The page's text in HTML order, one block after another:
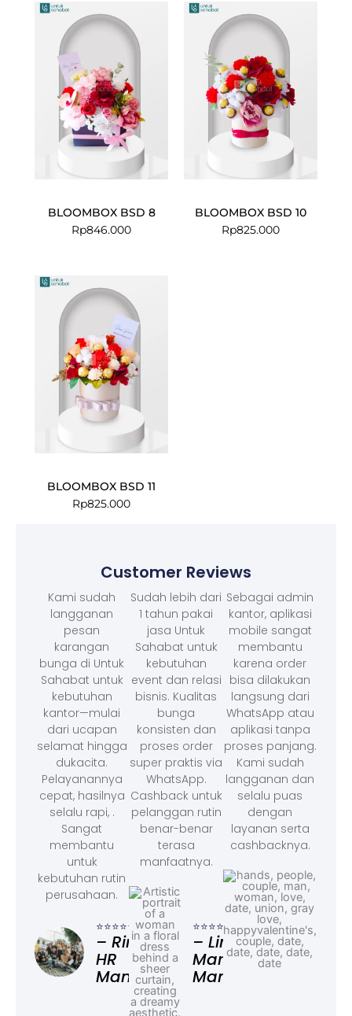
BLOOMBOX BSD 8
Rp846.000
BLOOMBOX BSD 10
Rp825.000
BLOOMBOX BSD 11
Rp825.000
Customer Reviews
Kami sudah
langganan
pesan
karangan
bunga di Untuk
Sahabat untuk
kebutuhan
kantor—mulai
dari ucapan
selamat hingga
dukacita.
Pelayanannya
cepat, hasilnya
selalu rapi, .
Sangat
membantu
untuk
kebutuhan rutin
perusahaan.
⭐⭐⭐⭐⭐
– Rina,
HR
Manager
Sudah lebih dari
1 tahun pakai
jasa Untuk
Sahabat untuk
kebutuhan
event dan relasi
bisnis. Kualitas
bunga
konsisten dan
proses order
super praktis via
WhatsApp.
Cashback untuk
pelanggan rutin
benar-benar
terasa
manfaatnya.
⭐⭐⭐⭐⭐
– Linda,
Marketing
Manager
Sebagai admin
kantor, aplikasi
mobile sangat
membantu
karena order
bisa dilakukan
langsung dari
WhatsApp atau
aplikasi tanpa
proses panjang.
Kami sudah
langganan dan
selalu puas
dengan
layanan serta
cashbacknya.